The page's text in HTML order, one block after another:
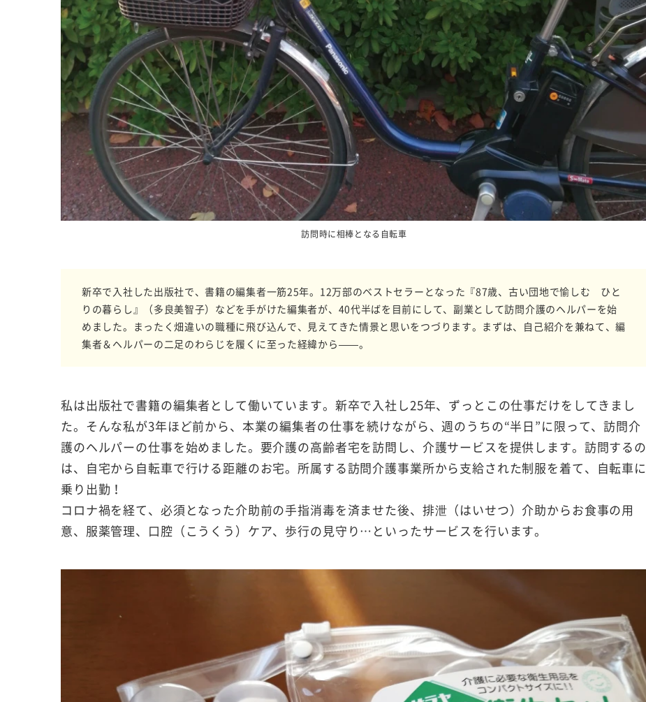
訪問時に相棒となる自転車
新卒で入社した出版社で、書籍の編集者一筋25年。12万部のベストセラーとなった『87歳、古い団地で愉しむ ひと
りの暮らし』（多良美智子）などを手がけた編集者が、40代半ばを目前にして、副業として訪問介護のヘルパーを始
めました。まったく畑違いの職種に飛び込んで、見えてきた情景と思いをつづります。まずは、自己紹介を兼ねて、編
集者＆ヘルパーの二足のわらじを履くに至った経緯から——。
私は出版社で書籍の編集者として働いています。新卒で入社し25年、ずっとこの仕事だけをしてきまし
た。そんな私が3年ほど前から、本業の編集者の仕事を続けながら、週のうちの“半日”に限って、訪問介
護のヘルパーの仕事を始めました。要介護の高齢者宅を訪問し、介護サービスを提供します。訪問するの
は、自宅から自転車で行ける距離のお宅。所属する訪問介護事業所から支給された制服を着て、自転車に
乗り出勤！
コロナ禍を経て、必須となった介助前の手指消毒を済ませた後、排泄（はいせつ）介助からお食事の用
意、服薬管理、口腔（こうくう）ケア、歩行の見守り…といったサービスを行います。